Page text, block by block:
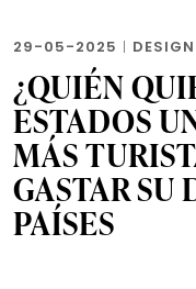
29-05-2025 | DESIGN
¿QUIÉN
ESTADOS
MÁS
GASTAR SU
PAÍSES